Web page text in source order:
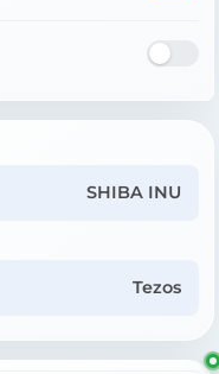
SHIBA INU
Tezos